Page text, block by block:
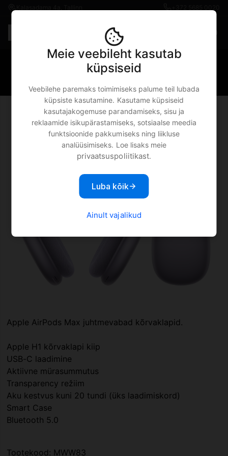
€0.00
Airpods · AirPods Max 2
juhtmevabad kõrvaklapid
Apple AirPods Max juhtmevabad kõrvaklapid.
Apple H1 kõrvaklapi kiip
USB-C laadimine
Aktiivne mürasummutus
Transparency režiim
Aku kestvus kuni 20 tundi (üks laadimiskord)
Smart Case
Bluetooth 5.0
Tootekood: MWW83
Meie veebileht kasutab
küpsiseid
Veebilehe paremaks toimimiseks palume teil lubada
küpsiste kasutamine. Kasutame küpsiseid
kasutajakogemuse parandamiseks, sisu ja
reklaamide isikupärastamiseks, sotsiaalse meedia
funktsioonide pakkumiseks ning liikluse
analüüsimiseks. Loe lisaks meie
privaatsuspoliitikast.
Luba kõik
Ainult vajalikud